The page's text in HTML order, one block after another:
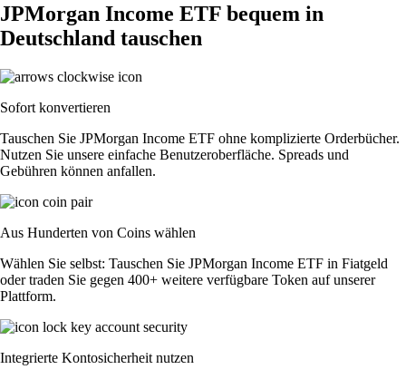
JPMorgan Income ETF bequem in
Deutschland tauschen
Sofort konvertieren
Tauschen Sie JPMorgan Income ETF ohne komplizierte Orderbücher.
Nutzen Sie unsere einfache Benutzeroberfläche. Spreads und
Gebühren können anfallen.
Aus Hunderten von Coins wählen
Wählen Sie selbst: Tauschen Sie JPMorgan Income ETF in Fiatgeld
oder traden Sie gegen 400+ weitere verfügbare Token auf unserer
Plattform.
Integrierte Kontosicherheit nutzen